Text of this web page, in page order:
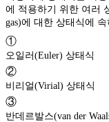
에 적용하기 위한 여러
①
오일러(Euler) 상태식
②
비리얼(Virial) 상태식
③
반데르발스(van der